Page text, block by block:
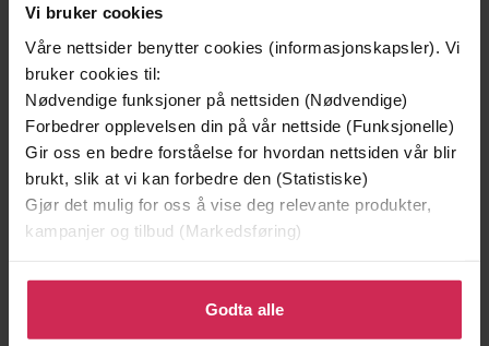
Vi bruker cookies
Våre nettsider benytter cookies (informasjonskapsler). Vi
bruker cookies til:
Nødvendige funksjoner på nettsiden (Nødvendige)
Forbedrer opplevelsen din på vår nettside (Funksjonelle)
Gir oss en bedre forståelse for hvordan nettsiden vår blir
brukt, slik at vi kan forbedre den (Statistiske)
Gjør det mulig for oss å vise deg relevante produkter,
kampanjer og tilbud (Markedsføring)
Klikk på «Godta alle» for å gi oss ditt samtykke til å
bruke cookies for alle disse formålene. Du kan også
tilpasse ditt samtykke til spesifikke formål ved å klikke
Godta alle
Andre har også kjøpt
Premium
Vinner av Rivertonprisen
Første gang på tilbud